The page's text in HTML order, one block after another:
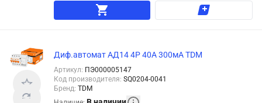
Диф.автомат АД14 4Р 40А 300мА TDM
Артикул: ПЭ000005147
Код производителя: SQ0204-0041
Бренд: TDM